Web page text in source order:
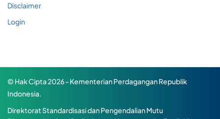
Disclaimer
Login
© Hak Cipta 2026 - Kementerian Perdagangan Republik
Indonesia.
Direktorat Standardisasi dan Pengendalian Mutu